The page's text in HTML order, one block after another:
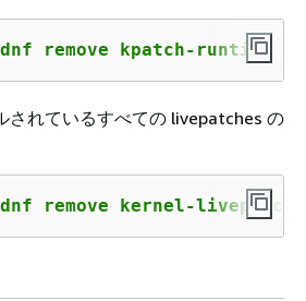
remove kpatch-runtime
されているすべての livepatches の
dnf remove kernel-